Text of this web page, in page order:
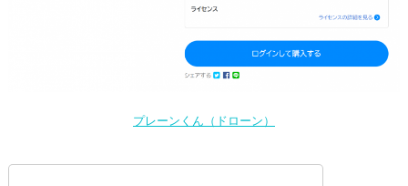
プレーンくん（ドローン）